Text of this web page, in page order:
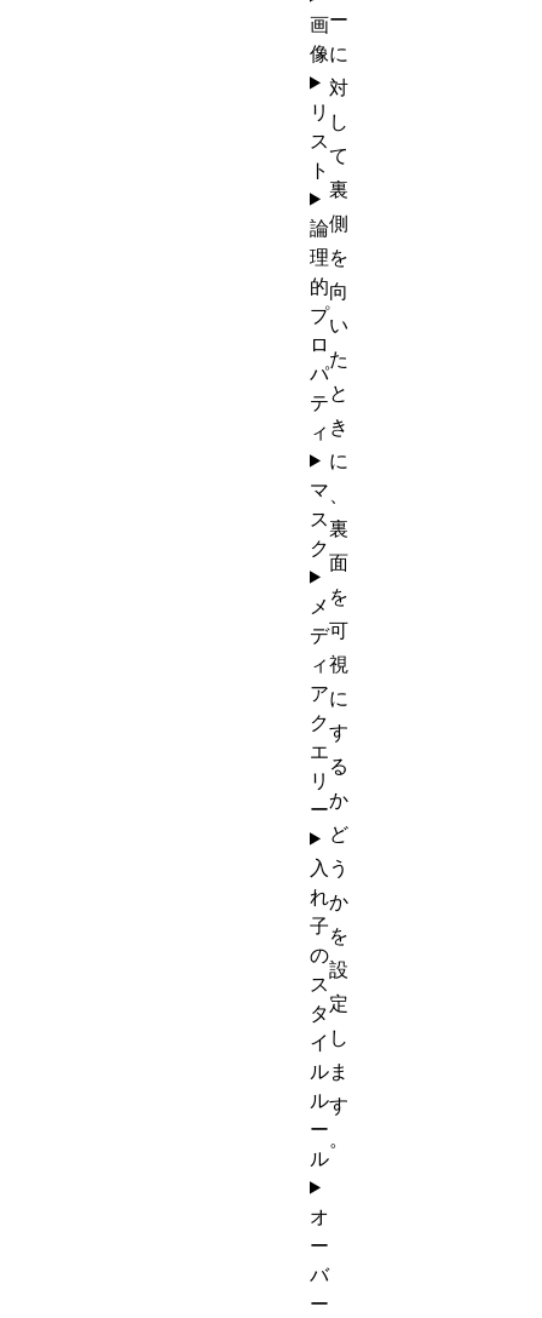
ー
に
対
し
て
裏
側
を
向
い
た
と
き
に
、
裏
面
を
可
視
に
す
る
か
ど
う
か
を
設
定
し
ま
す
。
画
像
リ
ス
ト
論
理
的
プ
ロ
パ
テ
ィ
マ
ス
ク
メ
デ
ィ
ア
ク
エ
リ
ー
入
れ
子
の
ス
タ
イ
ル
ル
ー
ル
オ
ー
バ
ー